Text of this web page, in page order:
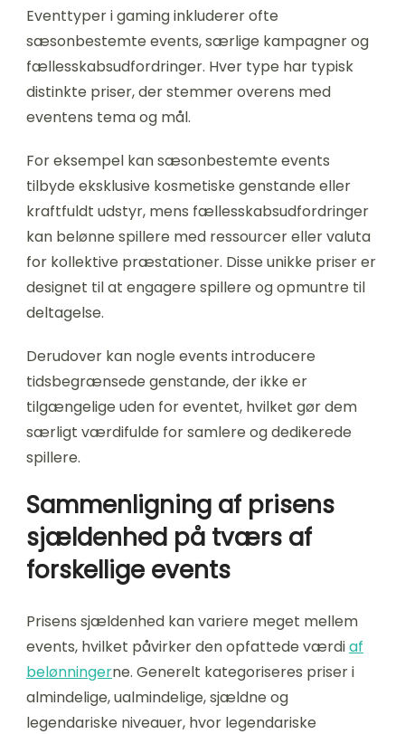
Eventtyper i gaming inkluderer ofte
sæsonbestemte events, særlige kampagner og
fællesskabsudfordringer. Hver type har typisk
distinkte priser, der stemmer overens med
eventens tema og mål.
For eksempel kan sæsonbestemte events
tilbyde eksklusive kosmetiske genstande eller
kraftfuldt udstyr, mens fællesskabsudfordringer
kan belønne spillere med ressourcer eller valuta
for kollektive præstationer. Disse unikke priser er
designet til at engagere spillere og opmuntre til
deltagelse.
Derudover kan nogle events introducere
tidsbegrænsede genstande, der ikke er
tilgængelige uden for eventet, hvilket gør dem
særligt værdifulde for samlere og dedikerede
spillere.
Sammenligning af prisens
sjældenhed på tværs af
forskellige events
Prisens sjældenhed kan variere meget mellem
events, hvilket påvirker den opfattede værdiaf
belønningerne. Generelt kategoriseres priser i
almindelige, ualmindelige, sjældne og
legendariske niveauer, hvor legendariske